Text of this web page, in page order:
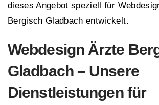
dieses Angebot speziell für
Bergisch Gladbach entwickelt.
Webdesign Ärzte
Gladbach – Unsere
Dienstleistungen für